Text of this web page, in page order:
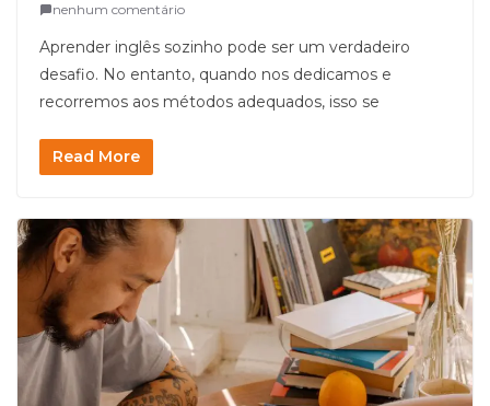
nenhum comentário
Aprender inglês sozinho pode ser um verdadeiro
desafio. No entanto, quando nos dedicamos e
recorremos aos métodos adequados, isso se
Read More